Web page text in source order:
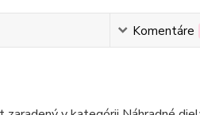
Komentáre